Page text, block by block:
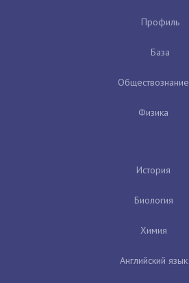
Профиль
База
Обществознание
Физика
История
Биология
Химия
Английский язык